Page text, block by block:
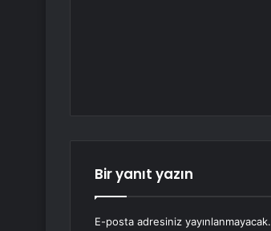
Bir yanıt yazın
E-posta adresiniz yayınlanmayacak.